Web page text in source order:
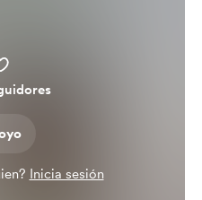
Inicia sesión